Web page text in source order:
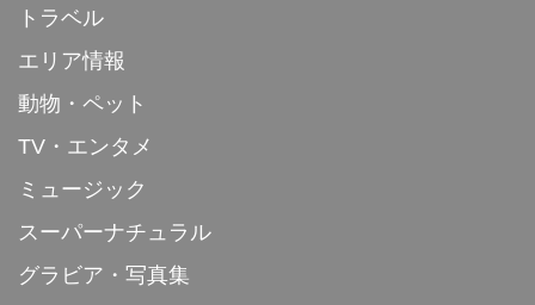
トラベル
エリア情報
動物・ペット
TV・エンタメ
ミュージック
スーパーナチュラル
グラビア・写真集